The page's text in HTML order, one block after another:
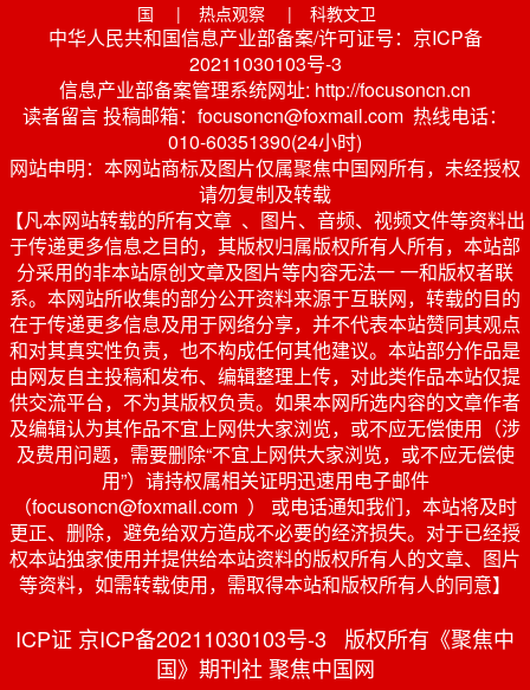
国
| 热点观察 | 科教文卫
中华人民共和国信息产业部备案/许可证号：京ICP备
20211030103号-3
信息产业部备案管理系统网址: http://focusoncn.cn
读者留言 投稿邮箱：focusoncn@foxmail.com 热线电话：
010-60351390(24小时)
网站申明：本网站商标及图片仅属聚焦中国网所有，未经授权
请勿复制及转载
【凡本网站转载的所有文章 、图片、音频、视频文件等资料出
于传递更多信息之目的，其版权归属版权所有人所有，本站部
分采用的非本站原创文章及图片等内容无法一 一和版权者联
系。本网站所收集的部分公开资料来源于互联网，转载的目的
在于传递更多信息及用于网络分享，并不代表本站赞同其观点
和对其真实性负责，也不构成任何其他建议。本站部分作品是
由网友自主投稿和发布、编辑整理上传，对此类作品本站仅提
供交流平台，不为其版权负责。如果本网所选内容的文章作者
及编辑认为其作品不宜上网供大家浏览，或不应无偿使用（涉
及费用问题，需要删除“不宜上网供大家浏览，或不应无偿使
用”）请持权属相关证明迅速用电子邮件
（focusoncn@foxmail.com ） 或电话通知我们，本站将及时
更正、删除，避免给双方造成不必要的经济损失。对于已经授
权本站独家使用并提供给本站资料的版权所有人的文章、图片
等资料，如需转载使用，需取得本站和版权所有人的同意】
ICP证 京ICP备20211030103号-3 版权所有《聚焦中
国》期刊社 聚焦中国网